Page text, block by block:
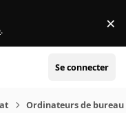
. ×
Se connecter
Ordinateurs de bureau